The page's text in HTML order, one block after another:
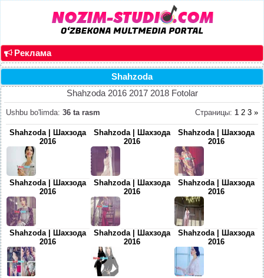
Реклама
Shahzoda
Shahzoda 2016 2017 2018 Fotolar
Ushbu bo'limda: 36 ta rasm Страницы: 1 2 3 »
Shahzoda | Шахзода
2016
Shahzoda | Шахзода
2016
Shahzoda | Шахзода
2016
Shahzoda | Шахзода
2016
Shahzoda | Шахзода
2016
Shahzoda | Шахзода
2016
Shahzoda | Шахзода
2016
Shahzoda | Шахзода
2016
Shahzoda | Шахзода
2016